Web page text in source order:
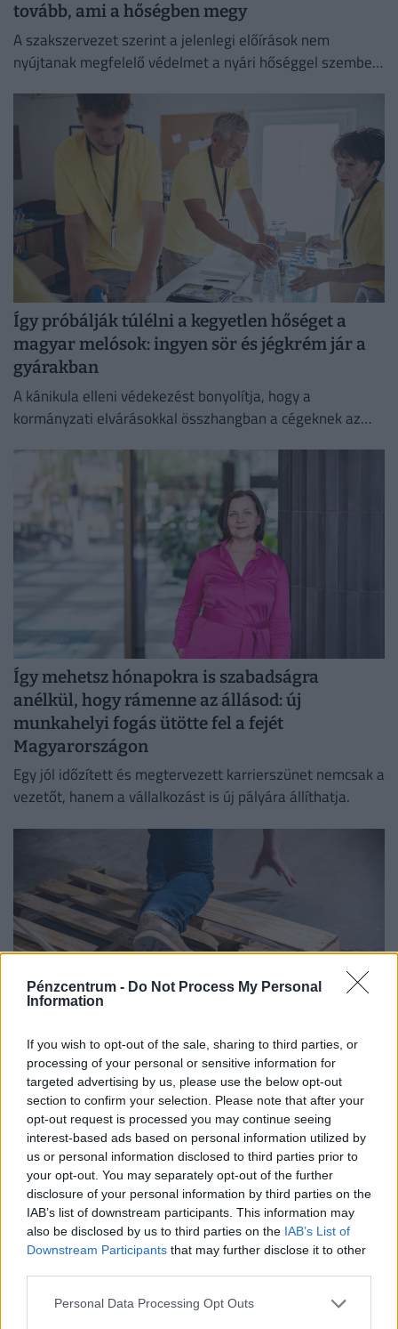
Pénzcentrum - Do Not Process My Personal
Information
If you wish to opt-out of the sale, sharing to third parties, or
processing of your personal or sensitive information for
targeted advertising by us, please use the below opt-out
section to confirm your selection. Please note that after your
opt-out request is processed you may continue seeing
interest-based ads based on personal information utilized by
us or personal information disclosed to third parties prior to
your opt-out. You may separately opt-out of the further
disclosure of your personal information by third parties on the
IAB’s list of downstream participants. This information may
also be disclosed by us to third parties on the IAB’s List of
Downstream Participants that may further disclose it to other
Personal Data Processing Opt Outs
tovább, ami a hőségben megy
A szakszervezet szerint a jelenlegi előírások nem
nyújtanak megfelelő védelmet a nyári hőséggel szemben,
védelmében.
Így próbálják túlélni a kegyetlen hőséget a
magyar melósok: ingyen sör és jégkrém jár a
gyárakban
A kánikula elleni védekezést bonyolítja, hogy a
kormányzati elvárásokkal összhangban a cégeknek az
Így mehetsz hónapokra is szabadságra
anélkül, hogy rámenne az állásod: új
munkahelyi fogás ütötte fel a fejét
Magyarországon
Egy jól időzített és megtervezett karrierszünet nemcsak a
vezetőt, hanem a vállalkozást is új pályára állíthatja.
Kegyetlen hetek várnak a dolgozó
magyarokra: életveszélyes csapdát rejt ez az
időszak
A tartós hőség nemcsak a komfortérzetet rontja, de
komoly fizikai és mentális terhet jelenthet a dolgozók
számára.